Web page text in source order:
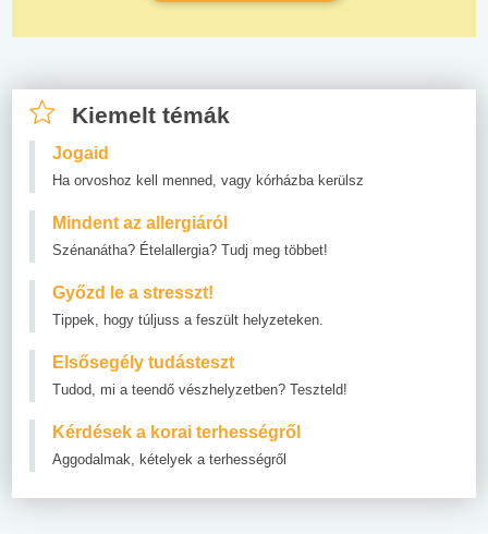
Kiemelt témák
Jogaid
Ha orvoshoz kell menned, vagy kórházba kerülsz
Mindent az allergiáról
Szénanátha? Ételallergia? Tudj meg többet!
Győzd le a stresszt!
Tippek, hogy túljuss a feszült helyzeteken.
Elsősegély tudásteszt
Tudod, mi a teendő vészhelyzetben? Teszteld!
Kérdések a korai terhességről
Aggodalmak, kételyek a terhességről